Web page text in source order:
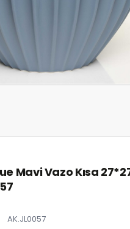
Mavi Vazo Kısa
AK.JL0057